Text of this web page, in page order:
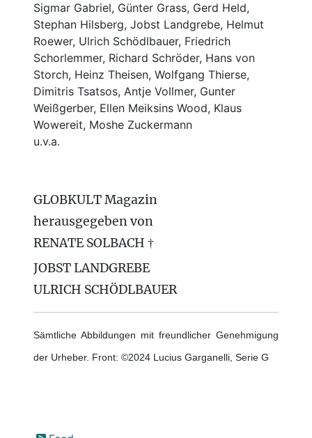
Sigmar Gabriel, Günter Grass, Gerd Held,
Stephan Hilsberg, Jobst Landgrebe, Helmut
Roewer, Ulrich Schödlbauer, Friedrich
Schorlemmer, Richard Schröder, Hans von
Storch, Heinz Theisen, Wolfgang Thierse,
Dimitris Tsatsos, Antje Vollmer, Gunter
Weißgerber, Ellen Meiksins Wood, Klaus
Wowereit, Moshe Zuckermann
u.v.a.
GLOBKULT Magazin
herausgegeben von
RENATE SOLBACH †
JOBST LANDGREBE
ULRICH SCHÖDLBAUER
Sämtliche Abbildungen mit freundlicher Genehmigung
der Urheber. Front: ©2024 Lucius Garganelli, Serie G